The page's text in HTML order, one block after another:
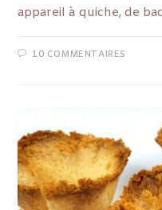
appareil à quiche, de
10 COMMENTAIRES